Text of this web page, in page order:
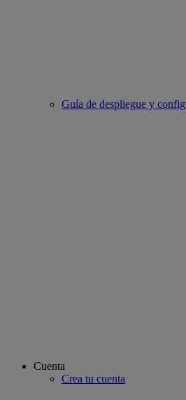
Guía de despliegue y
Cuenta
Crea tu cuenta